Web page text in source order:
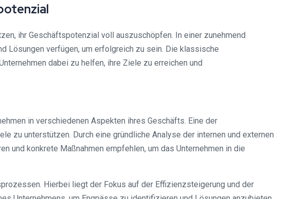
ihr Geschäftspotenzial voll auszuschöpfen. In einer zunehmend
verfügen, um erfolgreich zu sein. Die klassische
dabei zu helfen, ihre Ziele zu erreichen und
in verschiedenen Aspekten ihres Geschäfts. Eine der
zu unterstützen. Durch eine gründliche Analyse der internen und externen
und konkrete Maßnahmen empfehlen, um das Unternehmen in die
Hierbei liegt der Fokus auf der Effizienzsteigerung und der